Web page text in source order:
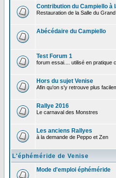
Contribution du Campiello à
Restauration de la Salle du
Abécédaire du Campiello
Test Forum 1
forum essai.... utilisé en pratique
Hors du sujet Venise
Afin qu'on s'y retrouve plus
Rallye 2016
Le carnaval des Monstres
Les anciens Rallyes
à la demande de Peppo et Zen
L'éphéméride de Venise
Mode d'emploi éphéméride